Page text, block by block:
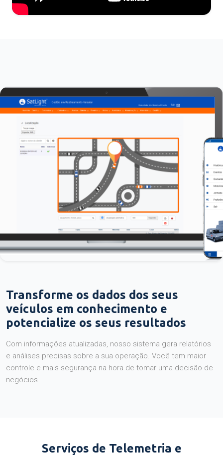
Transforme os dados dos seus
veículos em conhecimento e
potencialize os seus resultados
Com informações atualizadas, nosso sistema gera relatórios
e análises precisas sobre a sua operação. Você tem maior
controle e mais segurança na hora de tomar uma decisão de
negócios.
Serviços de Telemetria e